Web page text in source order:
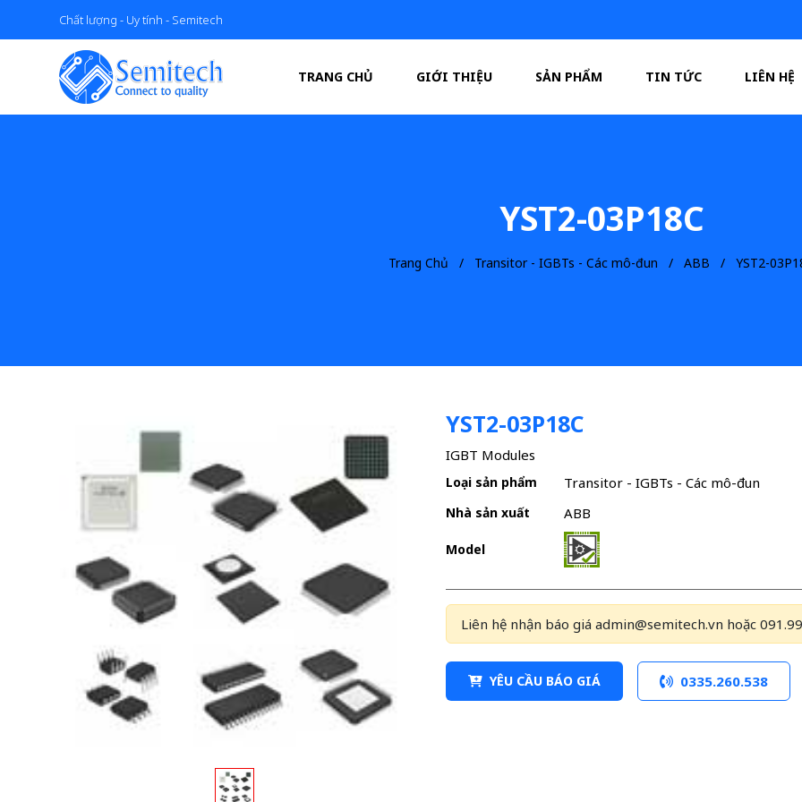
Chất lượng - Uy tính - Semitech
TRANG CHỦ GIỚI THIỆU SẢN PHẨM TIN TỨC LIÊN HỆ
YST2-03P18C
Trang Chủ Transitor - IGBTs - Các mô-đun ABB YST2-
YST2-03P18C
IGBT Modules
Loại sản phẩm Transitor - IGBTs - Các mô-đun
Nhà sản xuất ABB
Model
Liên hệ nhận báo giá admin@semitech.vn hoặc
YÊU CẦU BÁO GIÁ 0335.260.538